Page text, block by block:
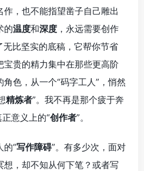
，也不能指望凿子自己雕出
的温度和深度 ，永远需要创作
比坚实的底稿，它帮你节省
贵的精力集中在那些更高阶
角色，从一个“码字工人”，悄然
精炼者”。我不再是那个疲于奔
意义上的“创作者”。
的“写作障碍”。有多少次，面对
，却不知从何下笔？或者写